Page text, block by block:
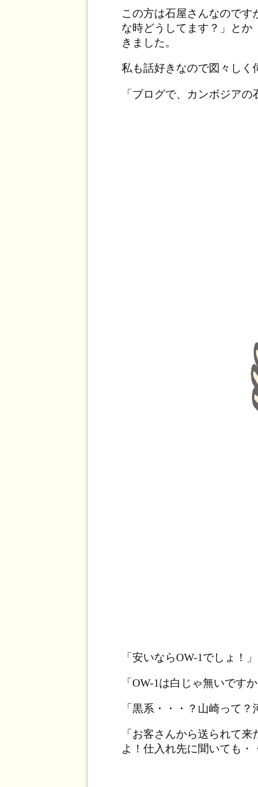
この方は石屋さんなので
な時どうしてます？」と
きました。
私も話好きなので図々しく
「ブログで、カンボジア
「安いならOW-1でしょ！」
「OW-1は白じゃ無いです
「黒系・・・？山崎って
「お客さんから送られて
よ！仕入れ先に聞いても・